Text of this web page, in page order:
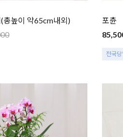
총높이 약65cm내외)
포츈
전국